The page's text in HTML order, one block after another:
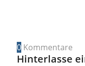
0 Kommentare
Hinterlasse